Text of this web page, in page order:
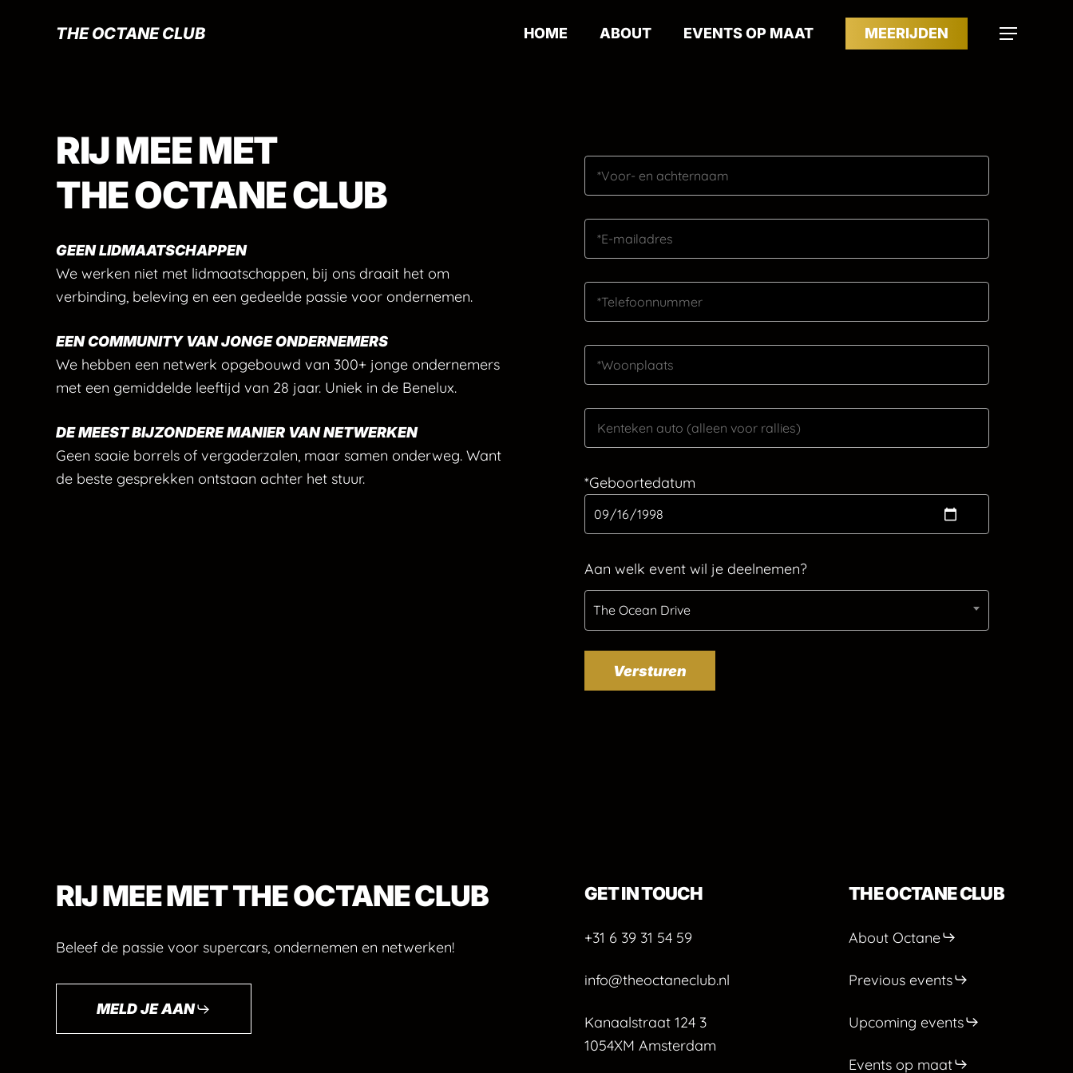
THE OCTANE CLUB HOME ABOUT EVENTS OP MAAT MEERIJDEN Menu
RIJ MEE MET
THE OCTANE CLUB
GEEN LIDMAATSCHAPPEN
We werken niet met lidmaatschappen, bij ons draait het om
verbinding, beleving en een gedeelde passie voor ondernemen.
EEN COMMUNITY VAN JONGE ONDERNEMERS
We hebben een netwerk opgebouwd van 300+ jonge ondernemers
met een gemiddelde leeftijd van 28 jaar. Uniek in de Benelux.
DE MEEST BIJZONDERE MANIER VAN NETWERKEN
Geen saaie borrels of vergaderzalen, maar samen onderweg. Want
de beste gesprekken ontstaan achter het stuur.
*Geboortedatum
Aan welk event wil je deelnemen?
The Ocean Drive
RIJMEEMET THEOCTANECLUB
Beleef de passie voor supercars, ondernemen en netwerken!
MELD JE AAN
GET IN TOUCH
+31 6 39 31 54 59
info@theoctaneclub.nl
Kanaalstraat 124 3
1054XM Amsterdam
THE OCTANE CLUB
About Octane
Previous events
Upcoming events
Events op maat